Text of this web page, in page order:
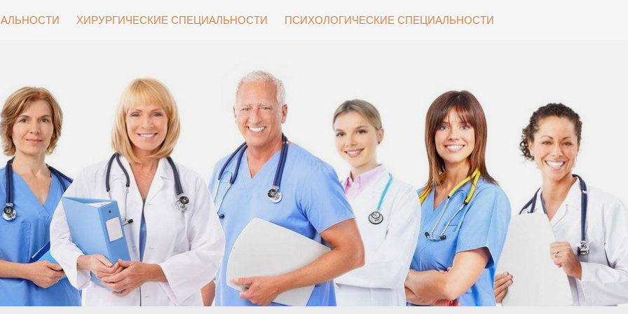
ХИРУРГИЧЕСКИЕ СПЕЦИАЛЬНОСТИ ПСИХОЛОГИЧЕСКИЕ СПЕЦИАЛЬНОСТИ